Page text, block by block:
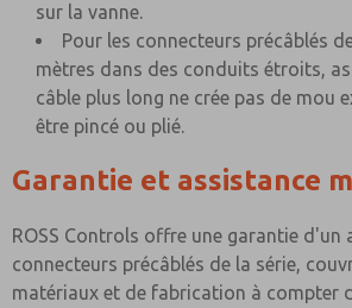
sur la vanne.
Pour les connecteurs précâblés
mètres dans des conduits étroits,
câble plus long ne crée pas de mou
être pincé ou plié.
Garantie et assistance
ROSS Controls offre une garantie d'un
connecteurs précâblés de la série,
matériaux et de fabrication à compter